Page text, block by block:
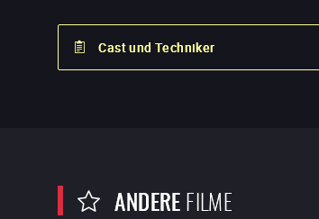
Cast und Techniker
ANDEREFILME